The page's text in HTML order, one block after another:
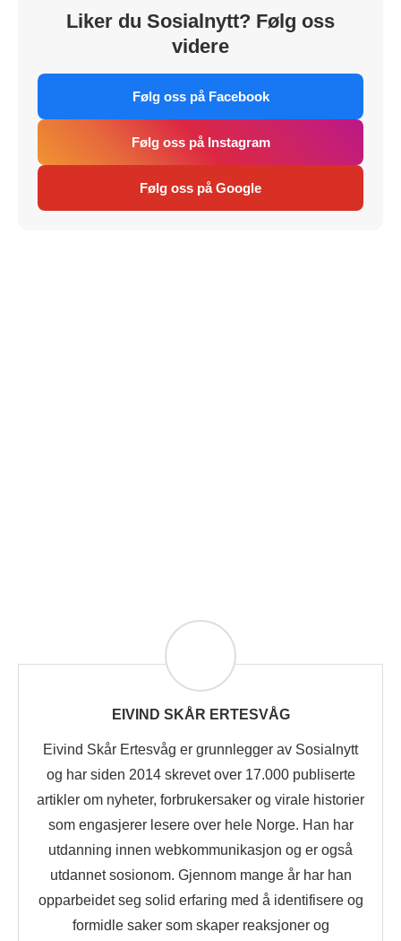
Liker du Sosialnytt? Følg oss
videre
Følg oss på Facebook
Følg oss på Instagram
Følg oss på Google
EIVIND SKÅR ERTESVÅG
Eivind Skår Ertesvåg er grunnlegger av Sosialnytt
og har siden 2014 skrevet over 17.000 publiserte
artikler om nyheter, forbrukersaker og virale historier
som engasjerer lesere over hele Norge. Han har
utdanning innen webkommunikasjon og er også
utdannet sosionom. Gjennom mange år har han
opparbeidet seg solid erfaring med å identifisere og
formidle saker som skaper reaksjoner og